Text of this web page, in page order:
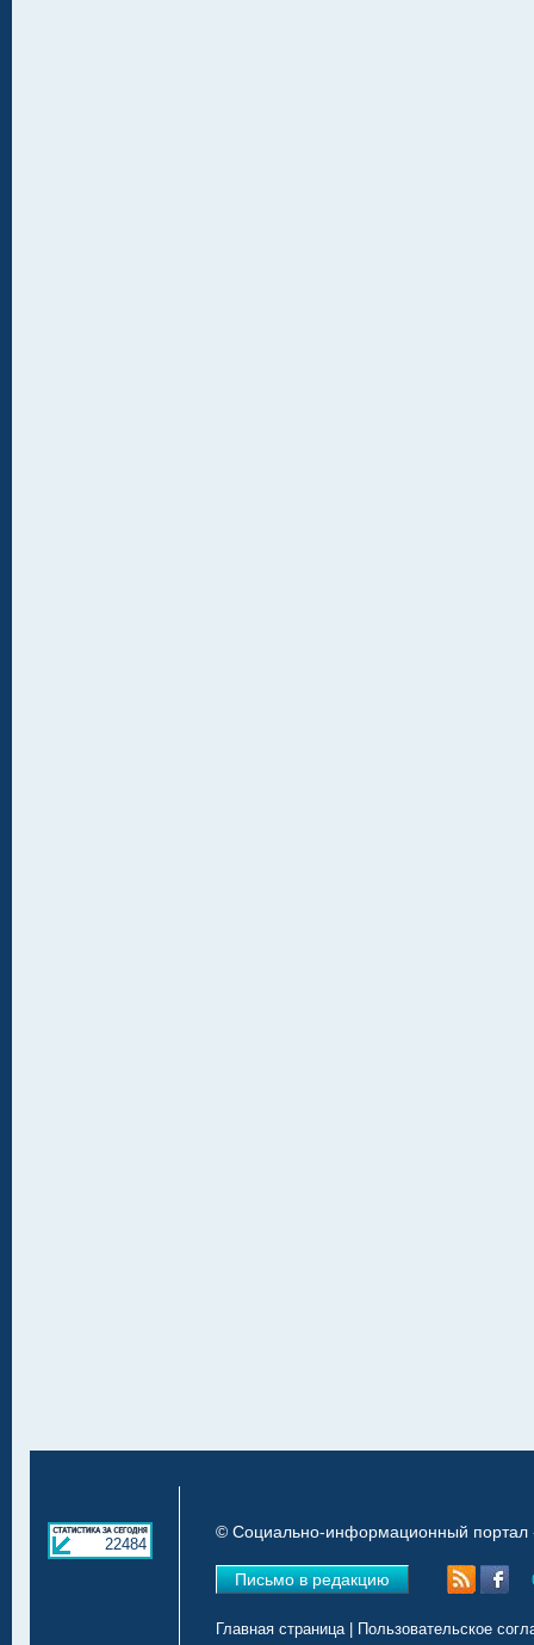
22484
© Социально-информационный портал
Письмо в редакцию
Главная страница| Пользовательское